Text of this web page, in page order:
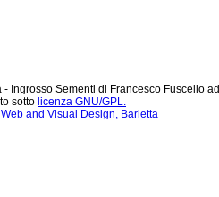
Ingrosso Sementi di Francesco Fuscello
sotto licenza GNU/GPL.
and Visual Design, Barletta